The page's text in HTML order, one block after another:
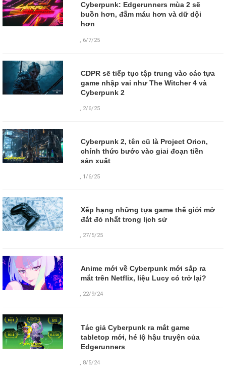
Cyberpunk: Edgerunners mùa 2 sẽ
buồn hơn, đẫm máu hơn và dữ dội
hơn
6/7/25
CDPR sẽ tiếp tục tập trung vào các tựa
game nhập vai như The Witcher 4 và
Cyberpunk 2
, 2/6/25
Cyberpunk 2, tên cũ là Project Orion,
chính thức bước vào giai đoạn tiền
sản xuất
, 1/6/25
Xếp hạng những tựa game thế giới mở
đắt đỏ nhất trong lịch sử
, 27/5/25
Anime mới về Cyberpunk mới sắp ra
mắt trên Netflix, liệu Lucy có trở lại?
, 22/9/24
Tác giả Cyberpunk ra mắt game
tabletop mới, hé lộ hậu truyện của
Edgerunners
, 8/5/24